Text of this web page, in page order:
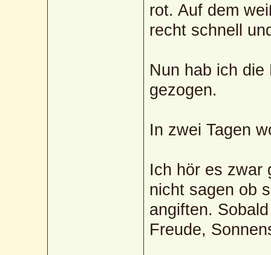
rot. Auf dem
recht schnell
Nun hab ich die
gezogen.
In zwei Tagen
Ich hör es zwar
nicht sagen ob
angiften.
Freude,